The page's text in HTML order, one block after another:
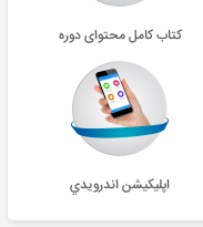
کتاب کامل محتوای دوره
اپليکيشن اندرويدي